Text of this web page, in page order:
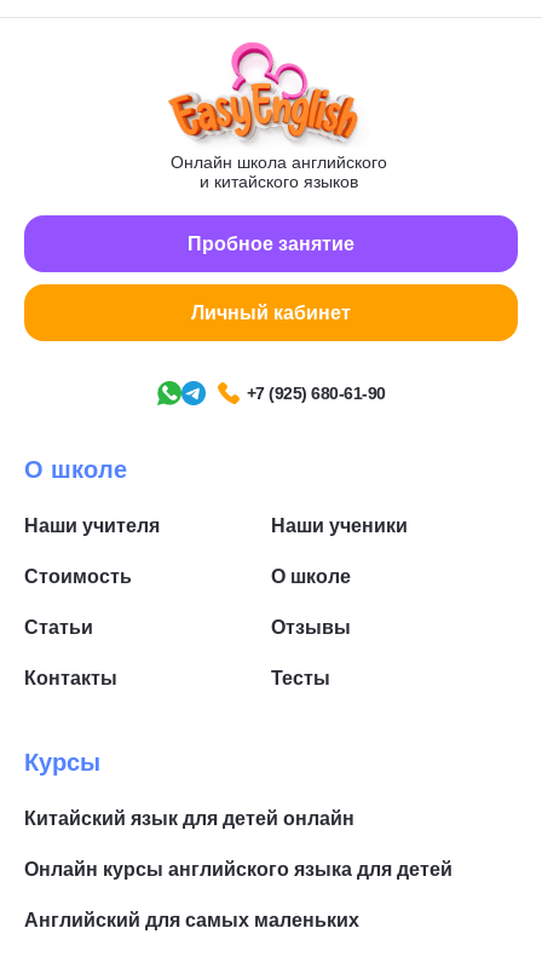
Онлайн школа английского
и китайского языков
Пробное занятие
Личный кабинет
+7 (925) 680-61-90
О школе
Наши учителя Наши ученики
Стоимость О школе
Статьи Отзывы
Контакты Тесты
Курсы
Китайский язык для детей онлайн
Онлайн курсы английского языка для детей
Английский для самых маленьких